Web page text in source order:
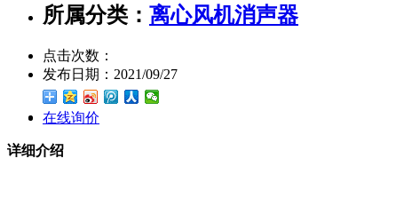
所属分类： 离心风机消声器
点击次数：
发布日期： 2021/09/27
在线询价
详细介绍